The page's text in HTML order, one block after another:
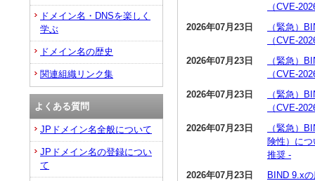
（CVE-
2026年07月23日
（緊急）
（CVE-
2026年07月23日
（緊急）
（CVE-
2026年07月23日
（緊急）
（CVE-
2026年07月23日
（緊急）
険性）に
推奨 -
2026年07月23日
BIND 9.x
ドメイン名・DNSを楽しく
学ぶ
ドメイン名の歴史
関連組織リンク集
よくある質問
JPドメイン名全般について
JPドメイン名の登録につい
て